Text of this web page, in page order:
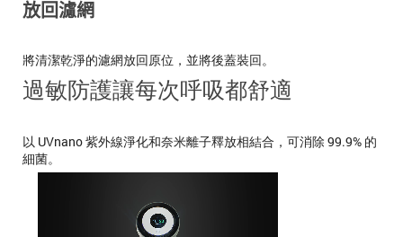
放回濾網
將清潔乾淨的濾網放回原位，並將後蓋裝回。
過敏防護讓每次呼吸都舒適
以 UVnano 紫外線淨化和奈米離子釋放相結合，可消除 99.9% 的
細菌。